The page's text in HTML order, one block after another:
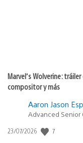
Marvel’s Wolverine:
compositor y más
Aaron Jason
Advanced Senior
Fecha
23/07/2026 7